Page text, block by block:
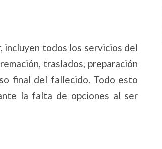
incluyen todos los servicios del
traslados, preparación
final del fallecido. Todo esto
la falta de opciones al ser